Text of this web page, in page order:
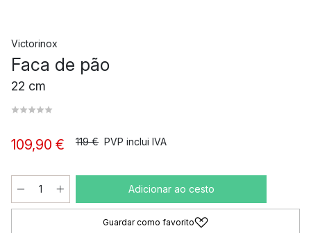
Victorinox
Faca de pão
22 cm
109,90 € 119 € PVP inclui IVA
Adicionar ao cesto
Guardar como favorito